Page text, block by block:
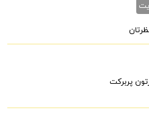
پربرکت